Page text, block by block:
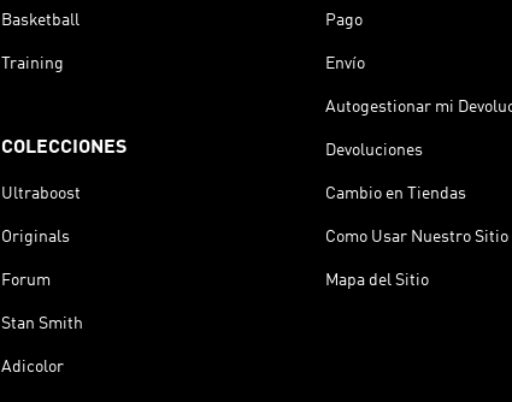
Basketball
Training
COLECCIONES
Ultraboost
Originals
Forum
Stan Smith
Adicolor
Pago
Envío
Autogestionar mi
Devoluciones
Cambio en Tiendas
Como Usar Nuestro Sitio
Mapa del Sitio